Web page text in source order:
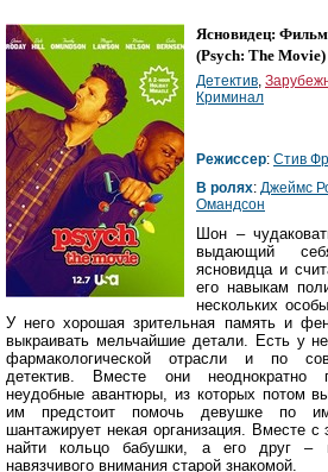
Ясновидец: Фильм
(Psych: The Movie)
Детектив
Криминал
Режиссер: Стив
В ролях: Джеймс
Омандсон
Шон –
выдающий
ясновидца и
его навыкам
нескольких
У него хорошая зрительная память и
выкраивать мельчайшие детали. Есть у
фармакологической отрасли и по
детектив. Вместе они неоднократно
неудобные авантюры, из которых потом
им предстоит помочь девушке по
шантажирует некая организация. Вместе
найти кольцо бабушки, а его друг –
навязчивого внимания старой знакомой.